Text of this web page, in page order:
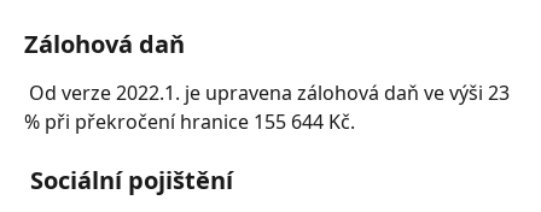
Zálohová daň
% při překročení hranice 155 644 Kč.
Sociální pojištění